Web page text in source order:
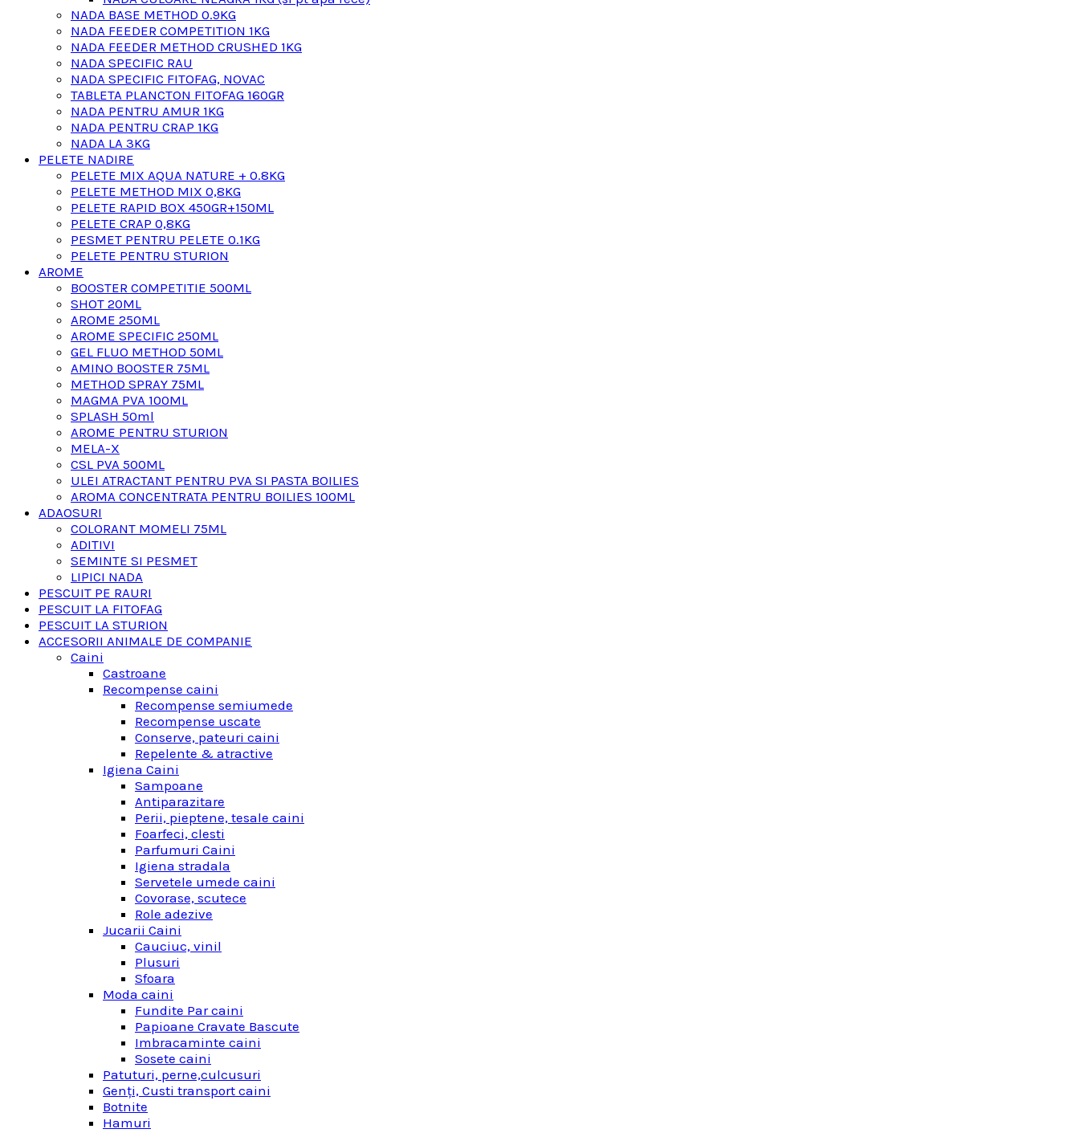
NADA BASE METHOD 0.9KG
NADA FEEDER COMPETITION 1KG
NADA FEEDER METHOD CRUSHED 1KG
NADA SPECIFIC RAU
NADA SPECIFIC FITOFAG, NOVAC
TABLETA PLANCTON FITOFAG 160GR
NADA PENTRU AMUR 1KG
NADA PENTRU CRAP 1KG
NADA LA 3KG
PELETE NADIRE
PELETE MIX AQUA NATURE + 0.8KG
PELETE METHOD MIX 0,8KG
PELETE RAPID BOX 450GR+150ML
PELETE CRAP 0,8KG
PESMET PENTRU PELETE 0.1KG
PELETE PENTRU STURION
AROME
BOOSTER COMPETITIE 500ML
SHOT 20ML
AROME 250ML
AROME SPECIFIC 250ML
GEL FLUO METHOD 50ML
AMINO BOOSTER 75ML
METHOD SPRAY 75ML
MAGMA PVA 100ML
SPLASH 50ml
AROME PENTRU STURION
MELA-X
CSL PVA 500ML
ULEI ATRACTANT PENTRU PVA SI PASTA BOILIES
AROMA CONCENTRATA PENTRU BOILIES 100ML
ADAOSURI
COLORANT MOMELI 75ML
ADITIVI
SEMINTE SI PESMET
LIPICI NADA
PESCUIT PE RAURI
PESCUIT LA FITOFAG
PESCUIT LA STURION
ACCESORII ANIMALE DE COMPANIE
Caini
Castroane
Recompense caini
Recompense semiumede
Recompense uscate
Conserve, pateuri caini
Repelente & atractive
Igiena Caini
Sampoane
Antiparazitare
Perii, pieptene, tesale caini
Foarfeci, clesti
Parfumuri Caini
Igiena stradala
Servetele umede caini
Covorase, scutece
Role adezive
Jucarii Caini
Cauciuc, vinil
Plusuri
Sfoara
Moda caini
Fundite Par caini
Papioane Cravate Bascute
Imbracaminte caini
Sosete caini
Patuturi, perne,culcusuri
Genţi, Custi transport caini
Botnite
Hamuri